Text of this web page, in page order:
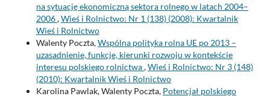
na sytuację ekonomiczną sektora rolnego w latach 2004–
2006,Wieś i Rolnictwo: Nr 1 (138) (2008): Kwartalnik
Wieś i Rolnictwo
Walenty Poczta,Wspólna polityka rolna UE po 2013 –
uzasadnienie, funkcje, kierunki rozwoju w kontekście
interesu polskiego rolnictwa,Wieś i Rolnictwo: Nr 3 (148)
(2010): Kwartalnik Wieś i Rolnictwo
Karolina Pawlak, Walenty Poczta, Potencjał polskiego